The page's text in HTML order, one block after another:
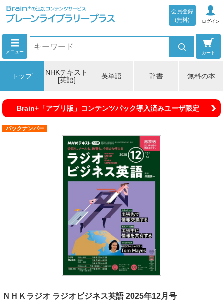
ログイン
会員登録
(無料)
メニュー カート
トップ
NHKテキスト
[英語]
英単語 辞書 無料の本
Brain+「アプリ版」コンテンツパック導入済みユーザ限定
バックナンバー
ＮＨＫラジオ ラジオビジネス英語2025年12月号